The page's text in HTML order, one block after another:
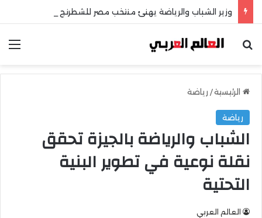
وزير الشباب والرياضة يهنئ منتخب مصر للشطرنج
بحث عن
الرئيسية/ رياضة
رياضة
الشباب والرياضة بالجيزة تحقق
نقلة نوعية في تطوير البنية
التحتية
العالم العربي